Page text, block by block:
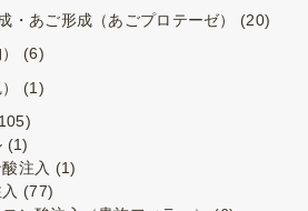
・あご形成（あごプロテーゼ）
(20)
(6)
(1)
(1)
注入 (1)
(77)